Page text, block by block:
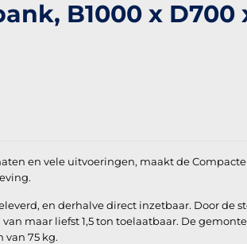
B1000 x D700
en vele uitvoeringen, maakt de
en derhalve direct inzetbaar. Door de
maar liefst 1,5 ton toelaatbaar. De
75 kg.